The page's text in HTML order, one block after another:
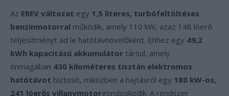
Az EREV változat egy 1,5 literes, turbófeltöltéses
benzinmotorral működik, amely 110 kW, azaz 148 lóerő
teljesítményt ad le hatótávnövelőként. Ehhez egy 49,2
kWh kapacitású akkumulátor társul, amely
önmagában 430 kilométeres tisztán elektromos
hatótávot biztosít, miközben a hajtásról egy 180 kW-os,
241 lóerős villanymotorgondoskodik. A rendszer